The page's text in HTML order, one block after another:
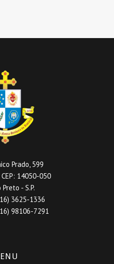
Prado, 599
14050-050
- S.P.
3625-1336
98106-7291